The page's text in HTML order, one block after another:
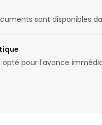
sont disponibles
opté pour l'avance